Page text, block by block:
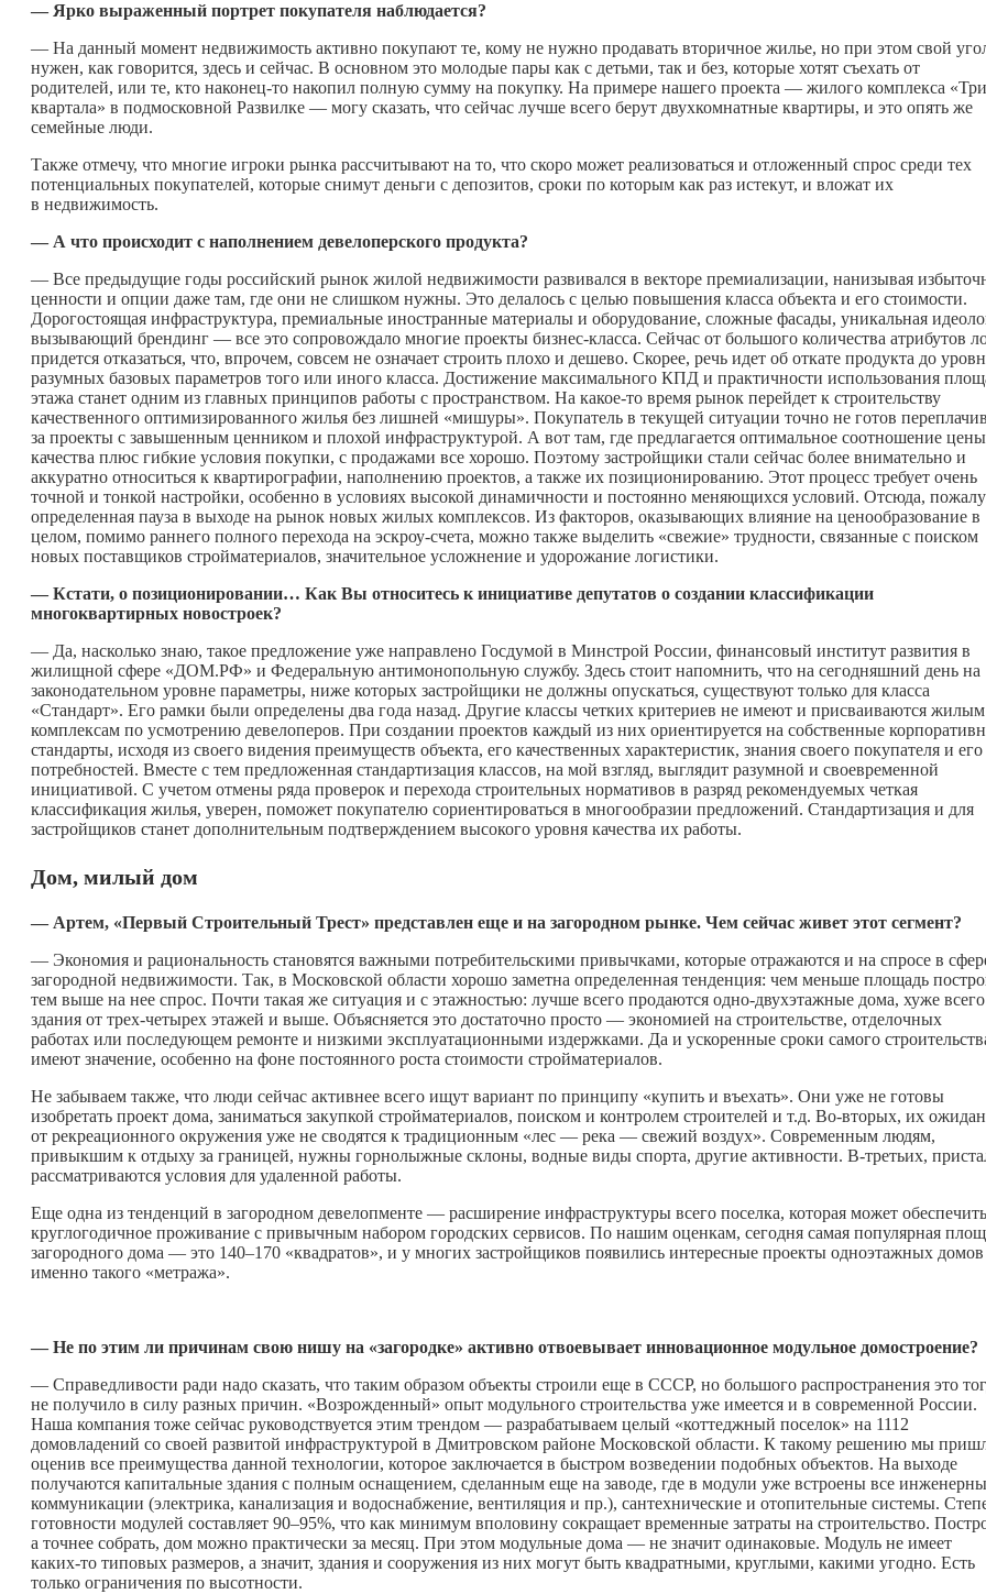
— Ярко выраженный портрет покупателя наблюдается?
— На данный момент недвижимость активно покупают те, кому не нужно продавать вторичное жилье, но при этом свой
нужен, как говорится, здесь и сейчас. В основном это молодые пары как с детьми, так и без, которые хотят съехать от
родителей, или те, кто наконец-то накопил полную сумму на покупку. На примере нашего проекта — жилого комплекса «Три
квартала» в подмосковной Развилке — могу сказать, что сейчас лучше всего берут двухкомнатные квартиры, и это опять же
семейные люди.
Также отмечу, что многие игроки рынка рассчитывают на то, что скоро может реализоваться и отложенный спрос среди тех
потенциальных покупателей, которые снимут деньги с депозитов, сроки по которым как раз истекут, и вложат их
в недвижимость.
— А что происходит с наполнением девелоперского продукта?
— Все предыдущие годы российский рынок жилой недвижимости развивался в векторе премиализации, нанизывая
ценности и опции даже там, где они не слишком нужны. Это делалось с целью повышения класса объекта и его стоимости.
Дорогостоящая инфраструктура, премиальные иностранные материалы и оборудование, сложные фасады, уникальная
вызывающий брендинг — все это сопровождало многие проекты бизнес-класса. Сейчас от большого количества атрибутов
придется отказаться, что, впрочем, совсем не означает строить плохо и дешево. Скорее, речь идет об откате продукта до
разумных базовых параметров того или иного класса. Достижение максимального КПД и практичности использования
этажа станет одним из главных принципов работы с пространством. На какое-то время рынок перейдет к строительству
качественного оптимизированного жилья без лишней «мишуры». Покупатель в текущей ситуации точно не готов
за проекты с завышенным ценником и плохой инфраструктурой. А вот там, где предлагается оптимальное соотношение
качества плюс гибкие условия покупки, с продажами все хорошо. Поэтому застройщики стали сейчас более внимательно и
аккуратно относиться к квартирографии, наполнению проектов, а также их позиционированию. Этот процесс требует очень
точной и тонкой настройки, особенно в условиях высокой динамичности и постоянно меняющихся условий. Отсюда,
определенная пауза в выходе на рынок новых жилых комплексов. Из факторов, оказывающих влияние на ценообразование в
целом, помимо раннего полного перехода на эскроу-счета, можно также выделить «свежие» трудности, связанные с поиском
новых поставщиков стройматериалов, значительное усложнение и удорожание логистики.
— Кстати, о позиционировании… Как Вы относитесь к инициативе депутатов о создании классификации
многоквартирных новостроек?
— Да, насколько знаю, такое предложение уже направлено Госдумой в Минстрой России, финансовый институт развития в
жилищной сфере «ДОМ.РФ» и Федеральную антимонопольную службу. Здесь стоит напомнить, что на сегодняшний день на
законодательном уровне параметры, ниже которых застройщики не должны опускаться, существуют только для класса
«Стандарт». Его рамки были определены два года назад. Другие классы четких критериев не имеют и присваиваются жилым
комплексам по усмотрению девелоперов. При создании проектов каждый из них ориентируется на собственные
стандарты, исходя из своего видения преимуществ объекта, его качественных характеристик, знания своего покупателя и его
потребностей. Вместе с тем предложенная стандартизация классов, на мой взгляд, выглядит разумной и своевременной
инициативой. С учетом отмены ряда проверок и перехода строительных нормативов в разряд рекомендуемых четкая
классификация жилья, уверен, поможет покупателю сориентироваться в многообразии предложений. Стандартизация и для
застройщиков станет дополнительным подтверждением высокого уровня качества их работы.
Дом, милый дом
— Артем, «Первый Строительный Трест» представлен еще и на загородном рынке. Чем сейчас живет этот сегмент?
— Экономия и рациональность становятся важными потребительскими привычками, которые отражаются и на спросе в
загородной недвижимости. Так, в Московской области хорошо заметна определенная тенденция: чем меньше площадь
тем выше на нее спрос. Почти такая же ситуация и с этажностью: лучше всего продаются одно-двухэтажные дома, хуже
здания от трех-четырех этажей и выше. Объясняется это достаточно просто — экономией на строительстве, отделочных
работах или последующем ремонте и низкими эксплуатационными издержками. Да и ускоренные сроки самого
имеют значение, особенно на фоне постоянного роста стоимости стройматериалов.
Не забываем также, что люди сейчас активнее всего ищут вариант по принципу «купить и въехать». Они уже не готовы
изобретать проект дома, заниматься закупкой стройматериалов, поиском и контролем строителей и т.д. Во-вторых, их
от рекреационного окружения уже не сводятся к традиционным «лес — река — свежий воздух». Современным людям,
привыкшим к отдыху за границей, нужны горнолыжные склоны, водные виды спорта, другие активности. В-третьих,
рассматриваются условия для удаленной работы.
Еще одна из тенденций в загородном девелопменте — расширение инфраструктуры всего поселка, которая может обеспечить
круглогодичное проживание с привычным набором городских сервисов. По нашим оценкам, сегодня самая популярная
загородного дома — это 140–170 «квадратов», и у многих застройщиков появились интересные проекты одноэтажных домов
именно такого «метража».
— Не по этим ли причинам свою нишу на «загородке» активно отвоевывает инновационное модульное домостроение?
— Справедливости ради надо сказать, что таким образом объекты строили еще в СССР, но большого распространения это
не получило в силу разных причин. «Возрожденный» опыт модульного строительства уже имеется и в современной России.
Наша компания тоже сейчас руководствуется этим трендом — разрабатываем целый «коттеджный поселок» на 1112
домовладений со своей развитой инфраструктурой в Дмитровском районе Московской области. К такому решению мы
оценив все преимущества данной технологии, которое заключается в быстром возведении подобных объектов. На выходе
получаются капитальные здания с полным оснащением, сделанным еще на заводе, где в модули уже встроены все
коммуникации (электрика, канализация и водоснабжение, вентиляция и пр.), сантехнические и отопительные системы.
готовности модулей составляет 90–95%, что как минимум вполовину сокращает временные затраты на строительство.
а точнее собрать, дом можно практически за месяц. При этом модульные дома — не значит одинаковые. Модуль не имеет
каких-то типовых размеров, а значит, здания и сооружения из них могут быть квадратными, круглыми, какими угодно. Есть
только ограничения по высотности.